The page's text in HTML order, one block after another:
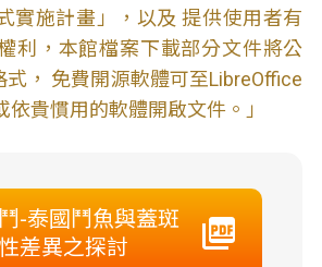
實施計畫」，以及 提供使用者有
利，本館檔案下載部分文件將公
式， 免費開源軟體可至LibreOffice
貴慣用的軟體開啟文件。」
-泰國鬥魚與蓋斑
差異之探討